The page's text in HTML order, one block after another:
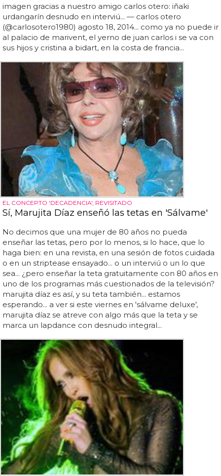
imagen gracias a nuestro amigo carlos otero: iñaki
urdangarín desnudo en interviú... — carlos otero
(@carlosotero1980) agosto 18, 2014... como ya no puede ir
al palacio de marivent, el yerno de juan carlos i se va con
sus hijos y cristina a bidart, en la costa de francia...
EL CONCEPTO 'DECADENCIA', REVISITADO
Sí, Marujita Díaz enseñó las tetas en 'Sálvame'
No decimos que una mujer de 80 años no pueda
enseñar las tetas, pero por lo menos, si lo hace, que lo
haga bien: en una revista, en una sesión de fotos cuidada
o en un striptease ensayado... o un interviú o un lo que
sea... ¿pero enseñar la teta gratuitamente con 80 años en
uno de los programas más cuestionados de la televisión?
marujita díaz es así, y su teta también... estamos
esperando... a ver si este viernes en 'sálvame deluxe',
marujita díaz se atreve con algo más que la teta y se
marca un lapdance con desnudo integral...